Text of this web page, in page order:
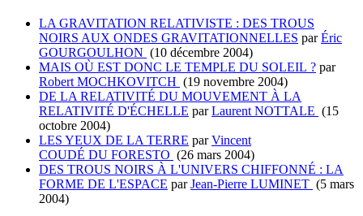
LA GRAVITATION RELATIVISTE : DES TROUS
NOIRS AUX ONDES GRAVITATIONNELLES parÉric
GOURGOULHON (10 décembre 2004)
MAIS OÙ EST DONC LE TEMPLE DU SOLEIL ? par
Robert MOCHKOVITCH (19 novembre 2004)
DE LA RELATIVITÉ DU MOUVEMENT À LA
RELATIVITÉ D'ÉCHELLE parLaurent NOTTALE (15
octobre 2004)
LES YEUX DE LA TERRE parVincent
COUDÉ DU FORESTO (26 mars 2004)
DES TROUS NOIRS À L'UNIVERS CHIFFONNÉ : LA
FORME DE L'ESPACE parJean-Pierre LUMINET (5 mars
2004)